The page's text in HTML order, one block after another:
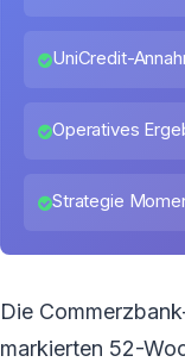
UniCredit-
Operatives
Strategie
Die
markierten 52-